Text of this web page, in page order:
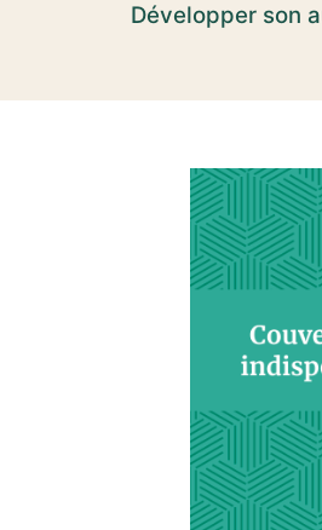
Développer son